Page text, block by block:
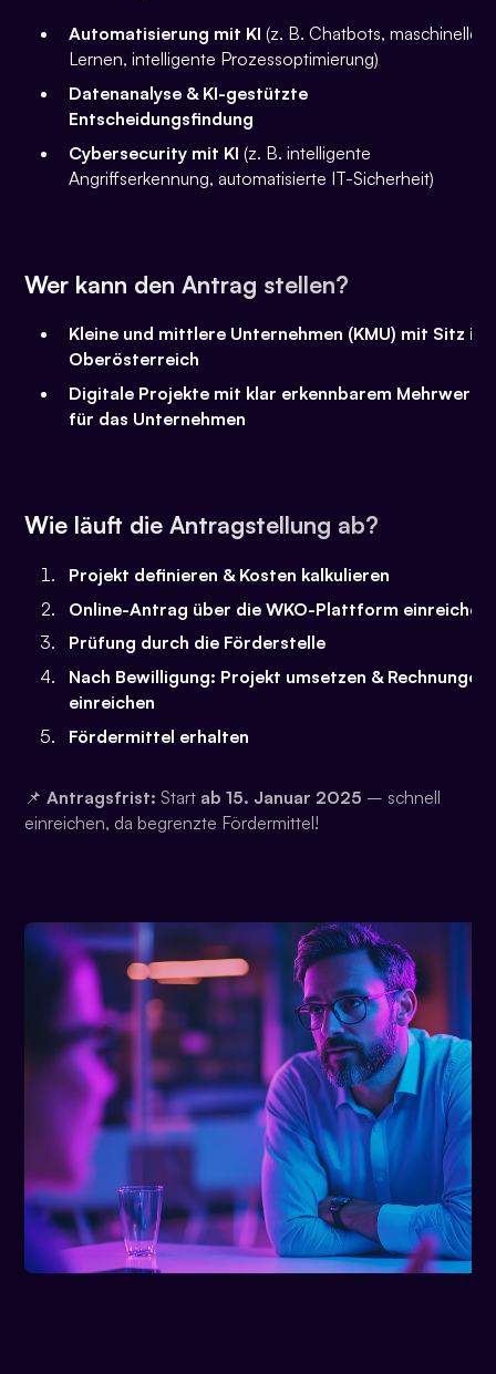
Automatisierung mit KI (z. B. Chatbots, maschinelles
Lernen, intelligente Prozessoptimierung)
Datenanalyse & KI-gestützte
Entscheidungsfindung
Cybersecurity mit KI (z. B. intelligente
Angriffserkennung, automatisierte IT-Sicherheit)
Wer kann den Antrag stellen?
Kleine und mittlere Unternehmen (KMU) mit Sitz in
Oberösterreich
Digitale Projekte mit klar erkennbarem Mehrwert
für das Unternehmen
Wie läuft die Antragstellung ab?
Projekt definieren & Kosten kalkulieren
Online-Antrag über die WKO-Plattform einreichen
Prüfung durch die Förderstelle
Nach Bewilligung: Projekt umsetzen & Rechnungen
einreichen
Fördermittel erhalten
📌Antragsfrist: Start ab 15. Januar 2025 – schnell
einreichen, da begrenzte Fördermittel!